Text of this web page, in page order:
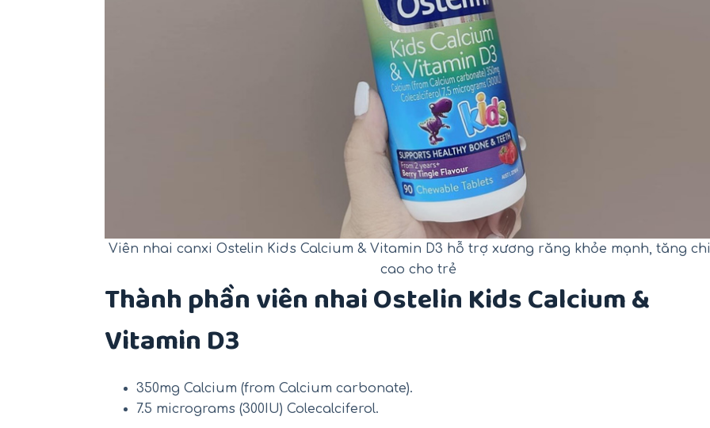
Viên nhai canxi Ostelin Kids Calcium & Vitamin D3 hỗ trợ xương răng khỏe mạnh, tăng
cao cho trẻ
Thành phần viên nhai Ostelin Kids Calcium &
Vitamin D3
350mg Calcium (from Calcium carbonate).
7.5 micrograms (300IU) Colecalciferol.